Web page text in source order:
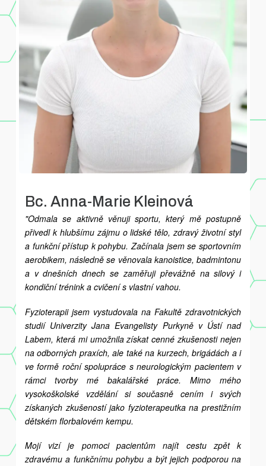
Bc. Anna-Marie Kleinová
"Odmala se aktivně věnuji sportu, který mě postupně
přivedl k hlubšímu zájmu o lidské tělo, zdravý životní styl
a funkční přístup k pohybu. Začínala jsem se sportovním
aerobikem, následně se věnovala kanoistice, badmintonu
a v dnešních dnech se zaměřuji převážně na silový i
kondiční trénink a cvičení s vlastní vahou.
Fyzioterapii jsem vystudovala na Fakultě zdravotnických
studií Univerzity Jana Evangelisty Purkyně v Ústí nad
Labem, která mi umožnila získat cenné zkušenosti nejen
na odborných praxích, ale také na kurzech, brigádách a i
ve formě roční spolupráce s neurologickým pacientem v
rámci tvorby mé bakalářské práce. Mimo mého
vysokoškolské vzdělání si současně cením i svých
získaných zkušeností jako fyzioterapeutka na prestižním
dětském florbalovém kempu.
Mojí vizí je pomoci pacientům najít cestu zpět k
zdravému a funkčnímu pohybu a být jejich podporou na